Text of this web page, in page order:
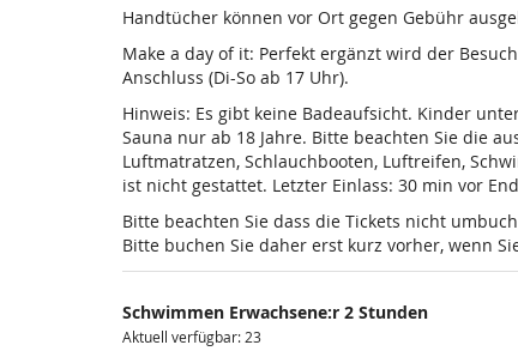
Handtücher können vor Ort gegen Gebühr
Make a day of it: Perfekt ergänzt wird der
Anschluss (Di-So ab 17 Uhr).
Hinweis: Es gibt keine Badeaufsicht. Kinder
Sauna nur ab 18 Jahre. Bitte beachten Sie die
Luftmatratzen, Schlauchbooten, Luftreifen,
ist nicht gestattet. Letzter Einlass: 30 min vor
Bitte beachten Sie dass die Tickets nicht
Bitte buchen Sie daher erst kurz vorher, wenn
Schwimmen Erwachsene:r 2 Stunden
Aktuell verfügbar: 23